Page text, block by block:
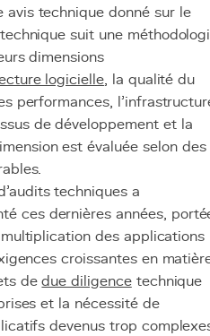
technique donné sur le
suit une
dimensions
logicielle, la qualité du
performances,
de développement et la
est évaluée selon des
techniques a
ces dernières années,
des applications
croissantes en
dedue diligencetechnique
et la nécessité de
devenus trop